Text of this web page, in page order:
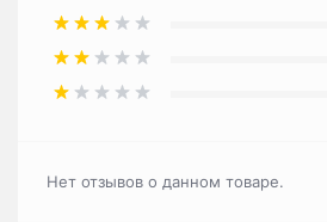
Нет отзывов о данном товаре.